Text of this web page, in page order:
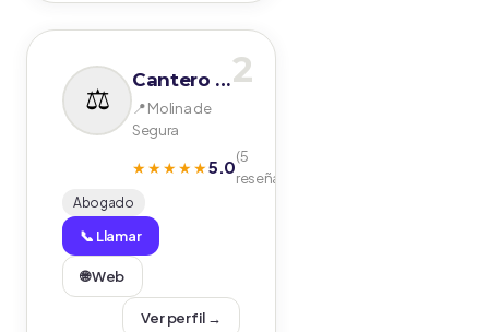
2
Cantero Procuradores
📍 Molina de
Segura
★★★★★5.0(5
reseñas)
Abogado
📞 Llamar
🌐 Web
Ver perfil →